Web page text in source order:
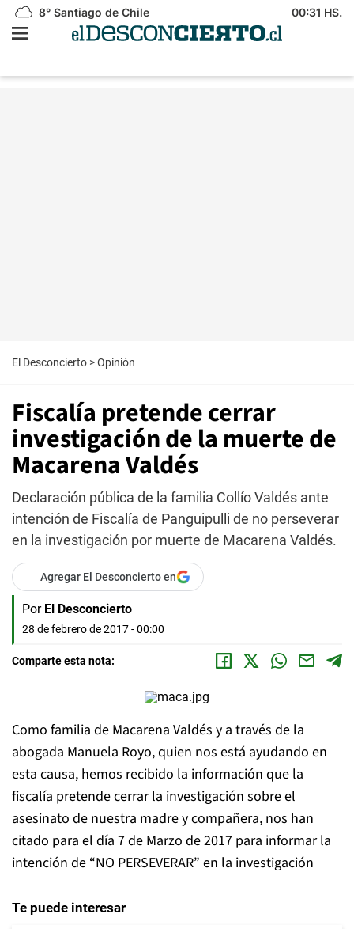
8° Santiago de Chile 00:31 HS.
El Desconcierto >Opinión
Fiscalía pretende cerrar
investigación de la muerte de
Macarena Valdés
Declaración pública de la familia Collío Valdés ante
intención de Fiscalía de Panguipulli de no perseverar
en la investigación por muerte de Macarena Valdés.
Agregar El Desconcierto en
Por El Desconcierto
28 de febrero de 2017 - 00:00
Comparte esta nota:
Como familia de Macarena Valdés y a través de la
abogada Manuela Royo, quien nos está ayudando en
esta causa, hemos recibido la información que la
fiscalía pretende cerrar la investigación sobre el
asesinato de nuestra madre y compañera, nos han
citado para el día 7 de Marzo de 2017 para informar la
intención de “NO PERSEVERAR” en la investigación
Te puede interesar